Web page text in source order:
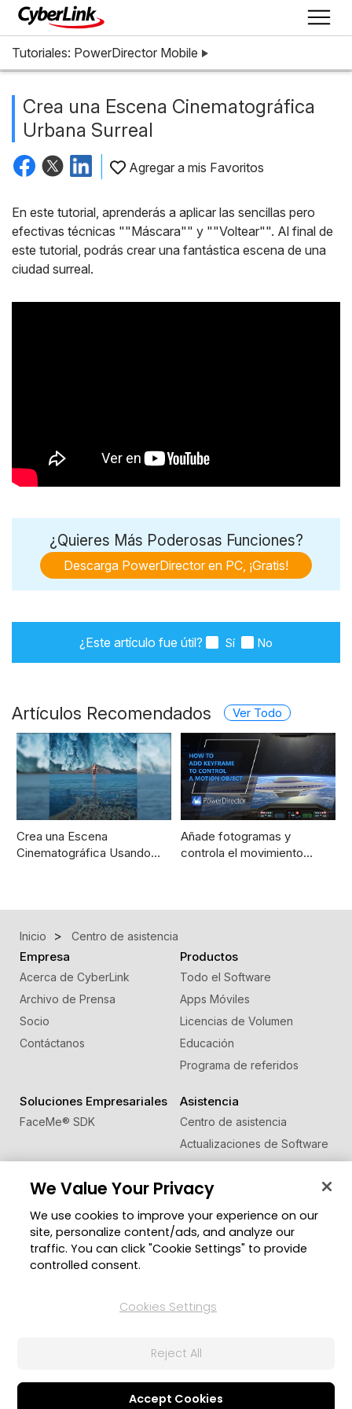
Tutoriales: PowerDirector Mobile
Crea una Escena Cinematográfica
Urbana Surreal
Agregar a mis Favoritos
En este tutorial, aprenderás a aplicar las sencillas pero
efectivas técnicas ""Máscara"" y ""Voltear"". Al final de
este tutorial, podrás crear una fantástica escena de una
ciudad surreal.
¿Quieres Más Poderosas Funciones?
Descarga PowerDirector en PC, ¡Gratis!
¿Este artículo fue útil? Sí No
Artículos Recomendados Ver Todo
Crea una Escena
Cinematográfica Usando…
Añade fotogramas y
controla el movimiento…
Inicio Centro de asistencia
Empresa
Acerca de CyberLink
Archivo de Prensa
Socio
Contáctanos
Productos
Todo el Software
Apps Móviles
Licencias de Volumen
Educación
Programa de referidos
Soluciones Empresariales
FaceMe® SDK
Asistencia
Centro de asistencia
Actualizaciones de Software
Centro de Aprendizaje
Zona de Miembros
Blog
Cambiar región
Configuración de cookies
We Value Your Privacy
We use cookies to improve your experience on our
site, personalize content/ads, and analyze our
traffic. You can click "Cookie Settings" to provide
controlled consent.
Cookies Settings
Reject All
Accept Cookies